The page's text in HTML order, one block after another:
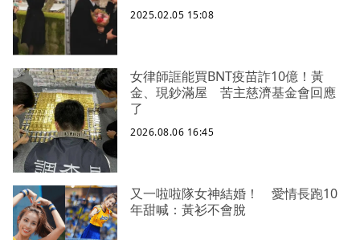
2025.02.05 15:08
女律師誆能買BNT疫苗詐10億！黃
金、現鈔滿屋 苦主慈濟基金會回應
了
2026.08.06 16:45
又一啦啦隊女神結婚！ 愛情長跑10
年甜喊：黃衫不會脫